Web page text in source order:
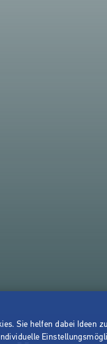
Sie helfen dabei Ideen